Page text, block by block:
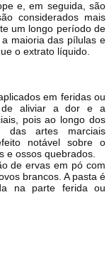
e, em seguida, são
considerados mais
um longo período de
maioria das pílulas e
o extrato líquido.
em feridas ou
de aliviar a dor e a
pois ao longo dos
das artes marciais
notável sobre o
e ossos quebrados.
de ervas em pó com
brancos. A pasta é
na parte ferida ou